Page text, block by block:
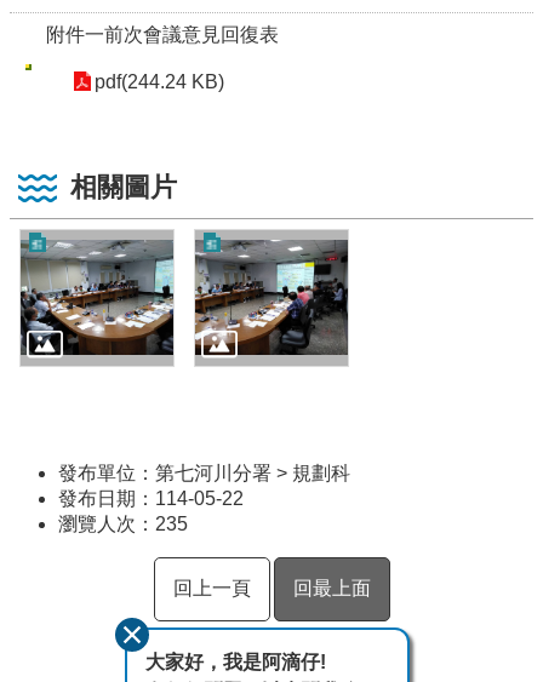
附件一前次會議意見回復表
pdf(244.24 KB)
相關圖片
發布單位：第七河川分署 > 規劃科
發布日期：114-05-22
瀏覽人次： 235
回上一頁 回最上面
大家好，我是阿滴仔!